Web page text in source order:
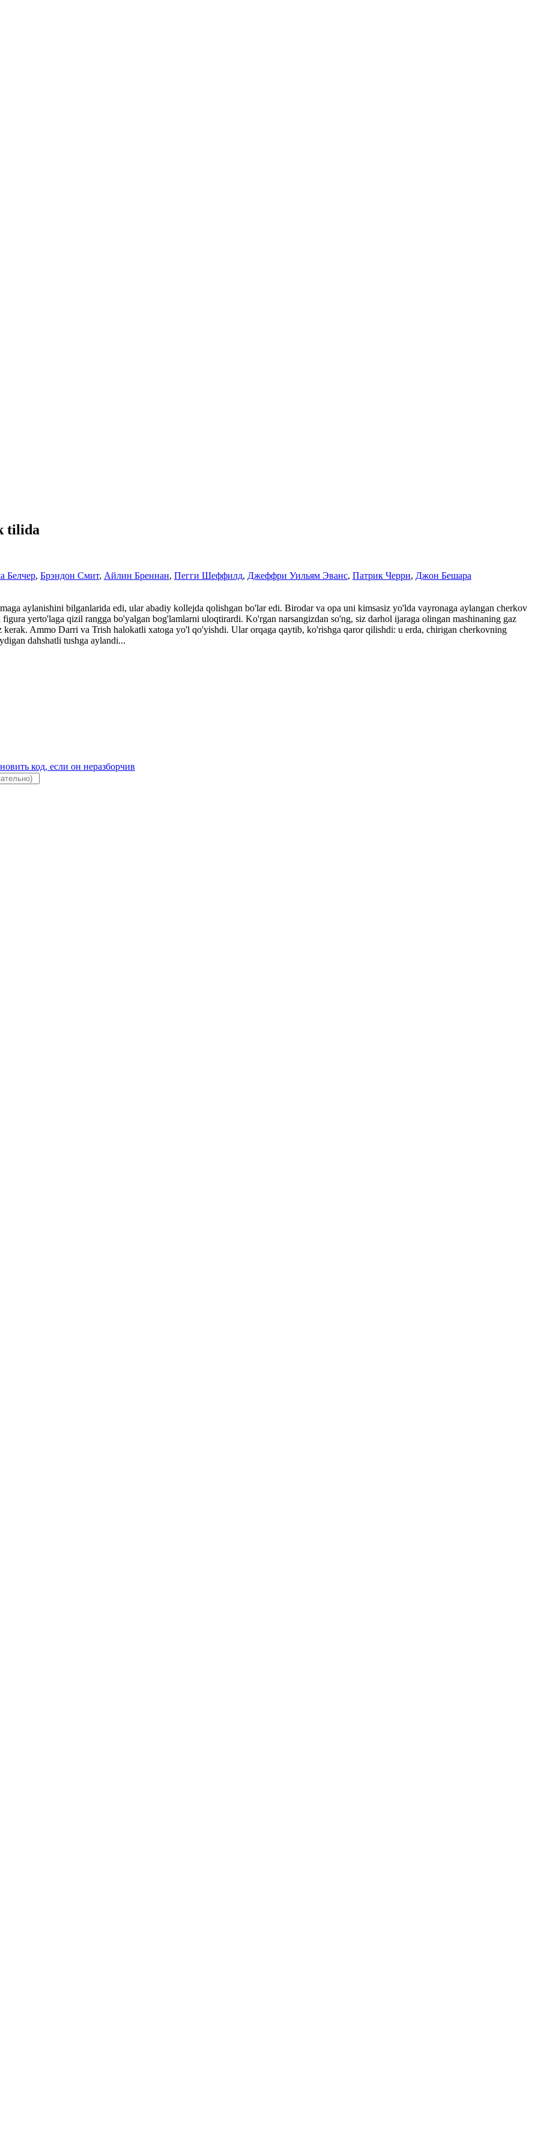
tilida
Белчер, Брэндон Смит, Айлин Бреннан, Пегги Шеффилд, Джеффри Уильям Эванс, Патрик Черри, Джон Бешара
aylanishini bilganlarida edi, ular abadiy kollejda qolishgan bo'lar edi. Birodar va opa uni kimsasiz yo'lda vayronaga aylangan cherkov
yerto'laga qizil rangga bo'yalgan bog'lamlarni uloqtirardi. Ko'rgan narsangizdan so'ng, siz darhol ijaraga olingan mashinaning gaz
Ammo Darri va Trish halokatli xatoga yo'l qo'yishdi. Ular orqaga qaytib, ko'rishga qaror qilishdi: u erda, chirigan cherkovning
dahshatli tushga aylandi...